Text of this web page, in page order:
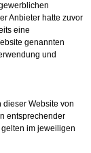
Anbieter hatte zuvor
eine
genannten
und
Website von
entsprechender
im jeweiligen